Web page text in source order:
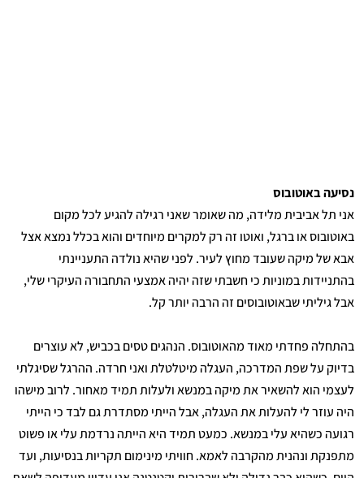
נסיעה באוטובוס
אני תל אביבית מלידה, מה שאומר שאני רגילה להגיע לכל מקום
באוטובוס או ברגל, ואוטו זה רק למקרים מיוחדים והוא בכלל נמצא אצל
אבא של מיקה שעובד מחוץ לעיר. לפני שהיא נולדה התעניינתי
בהתניידות במוניות כי חשבתי שזה יהיה אמצעי התחבורה העיקרי שלי,
אבל גיליתי שבאוטובוסים זה הרבה יותר קל.
בהתחלה פחדתי מאוד מהאוטובוס. הנהגים טסים בכביש, לא עוצרים
בדיוק על שפת המדרכה, העגלה מיטלטלת ואני חרדה. ההרגל שסיגלתי
לעצמי הוא להשאיר את מיקה במנשא ולעלות תמיד מאחור. לרוב מישהו
היה עוזר לי להעלות את העגלה, אבל הייתי מסתדרת גם לבד כי הייתי
רגועה כשהיא עלי במנשא. כמעט תמיד היא הייתה נרדמת עלי או פשוט
מתפנקת ונהנית מהקרבה לאמא. חוויתי מינימום תקריות בנסיעות, ועד